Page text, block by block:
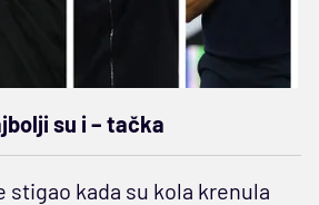
su i – tačka
stigao kada su kola krenula